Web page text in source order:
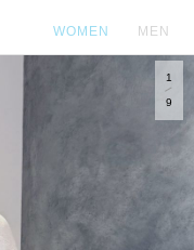
WOMEN MEN
1
9